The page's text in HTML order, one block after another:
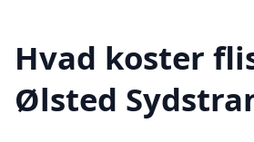
Hvad koster
Ølsted